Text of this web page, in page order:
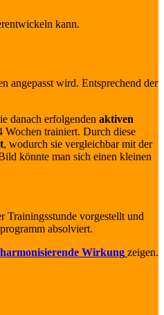
kann.
angepasst wird. Entsprechend der
danach erfolgenden aktiven
Wochen trainiert. Durch diese
, wodurch sie vergleichbar mit der
könnte man sich einen kleinen
Trainingsstunde vorgestellt und
absolviert.
harmonisierende Wirkung zeigen.